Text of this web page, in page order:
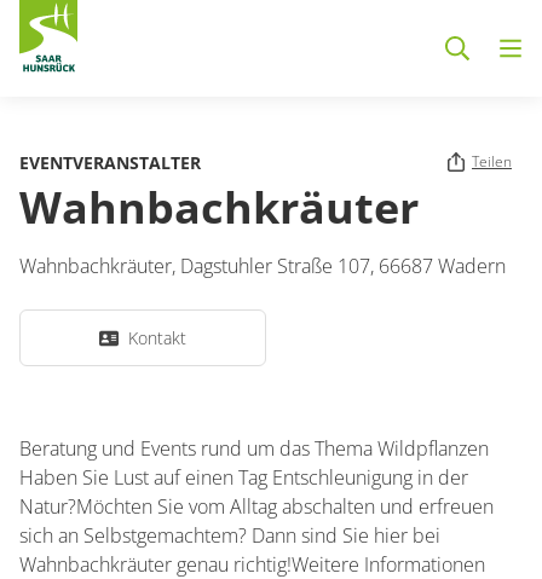
EVENTVERANSTALTER Teilen
Wahnbachkräuter
Wahnbachkräuter, Dagstuhler Straße 107, 66687Wadern
Kontakt
Beratung und Events rund um das Thema Wildpflanzen
Haben Sie Lust auf einen Tag Entschleunigung in der
Natur?Möchten Sie vom Alltag abschalten und erfreuen
sich an Selbstgemachtem? Dann sind Sie hier bei
Wahnbachkräuter genau richtig!Weitere Informationen